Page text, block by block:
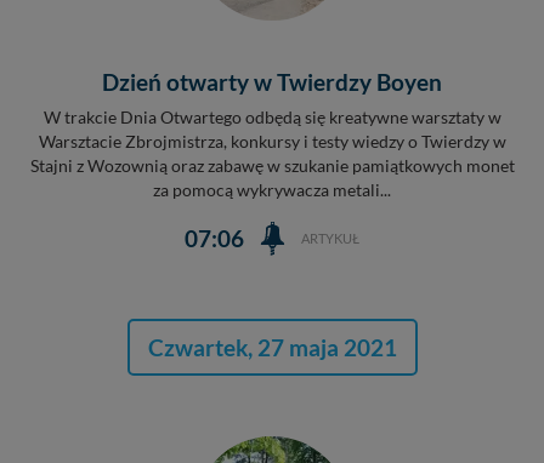
Dzień otwarty w Twierdzy Boyen
W trakcie Dnia Otwartego odbędą się kreatywne warsztaty w
Warsztacie Zbrojmistrza, konkursy i testy wiedzy o Twierdzy w
Stajni z Wozownią oraz zabawę w szukanie pamiątkowych monet
za pomocą wykrywacza metali...
07:06 ARTYKUŁ
Czwartek, 27 maja 2021